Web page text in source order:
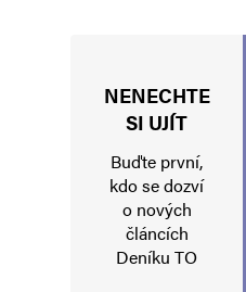
NENECHTE
SI UJÍT
Buďte první,
kdo se dozví
o nových
článcích
Deníku TO